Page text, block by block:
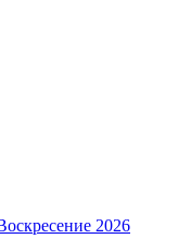
2026